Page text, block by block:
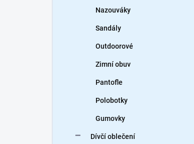
Nazouváky
Sandály
Outdoorové
Zimní obuv
Pantofle
Polobotky
Gumovky
Dívčí oblečení